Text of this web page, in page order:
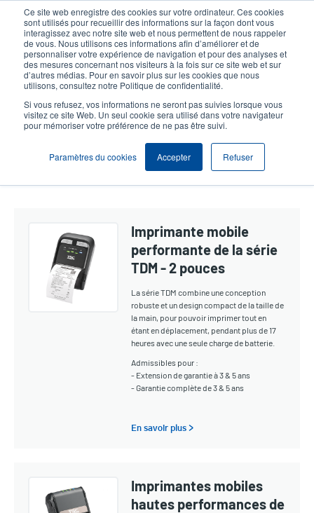
Ce site web enregistre des cookies sur votre ordinateur. Ces cookies
sont utilisés pour recueillir des informations sur la façon dont vous
interagissez avec notre site web et nous permettent de nous rappeler
de vous. Nous utilisons ces informations afin d’améliorer et de
personnaliser votre expérience de navigation et pour des analyses et
des mesures concernant nos visiteurs à la fois sur ce site web et sur
d’autres médias. Pour en savoir plus sur les cookies que nous
utilisons, consultez notre Politique de confidentialité.
Si vous refusez, vos informations ne seront pas suivies lorsque vous
visitez ce site Web. Un seul cookie sera utilisé dans votre navigateur
pour mémoriser votre préférence de ne pas être suivi.
Paramètres du cookies Accepter Refuser
contenu
principal
User
account
menu
User
Header
Sélection Produits Contact Commercial
Mobile 2 Pouces
Show section navigation
Imprimante mobile
performante de la série
TDM - 2 pouces
La série TDM combine une conception
robuste et un design compact de la taille de
la main, pour pouvoir imprimer tout en
étant en déplacement, pendant plus de 17
heures avec une seule charge de batterie.
Admissibles pour :
- Extension de garantie à 3 & 5 ans
- Garantie complète de 3 & 5 ans
En savoir plus >
Imprimantes mobiles
hautes performances de